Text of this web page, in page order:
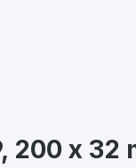
200 x 32